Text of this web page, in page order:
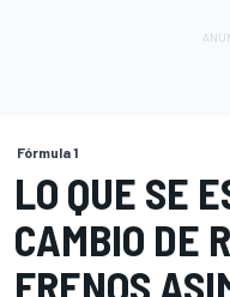
Fórmula 1
LO QUE SE
CAMBIO DE
FRENOS